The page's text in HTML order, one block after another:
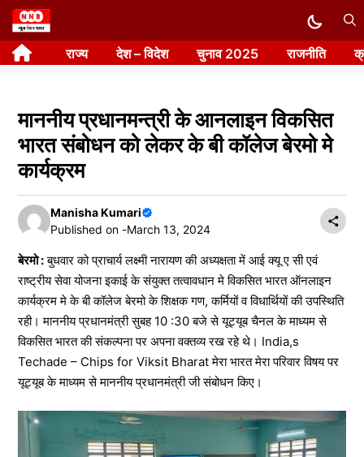
Skip
to
content राज्य देश – विदेश चुनाव 2025 राजनीति
माननीय प्रधानमन्त्री के आनलाइन विकसित
भारत संबोधन को लेकर के बी कॉलेज बेरमो मे
कार्यक्रम
Manisha Kumari
Published on -March 13, 2024
बेरमो :बुधवार को प्राचार्य लक्ष्मी नारायण की अध्यक्षता में आई क्यू ए सी एवं
राष्ट्रीय सेवा योजना इकाई के संयुक्त तत्वावधान मे विकसित भारत ऑनलाइन
कार्यक्रम मे के बी कॉलेज बेरमो के शिक्षक गण, कर्मियों व विधार्थियों की उपस्थिति
रही। माननीय प्रधानमंत्री सुबह 10 :30 बजे से यूट्यूब चैनल के माध्यम से
विकसित भारत की संकल्पना पर अपना वक्तव्य रख रहे थे। India,s
Techade – Chips for Viksit Bharat मेरा भारत मेरा परिवार विषय पर
यूट्यूब के माध्यम से माननीय प्रधानमंत्री जी संबोधन किए।